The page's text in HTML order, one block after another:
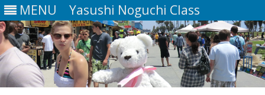
MENU Yasushi Noguchi Class